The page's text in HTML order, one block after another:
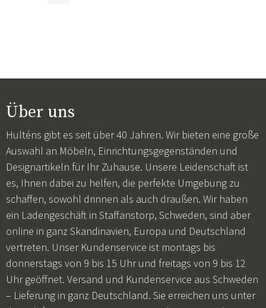
Über uns
Hulténs gibt es seit über 40 Jahren. Wir bieten eine große
Auswahl an Möbeln, Einrichtungsgegenständen und
Designartikeln für Ihr Zuhause. Unsere Leidenschaft ist
es, Ihnen dabei zu helfen, die perfekte Umgebung zu
schaffen, sowohl drinnen als auch draußen. Wir haben
ein Ladengeschäft in Staffanstorp, Schweden, sind aber
online in ganz Skandinavien, Europa und Deutschland
vertreten. Unser Kundenservice ist montags bis
donnerstags von 9 bis 15 Uhr und freitags von 9 bis 12
Uhr geöffnet. Versand und Kundenservice aus Schweden
– Lieferung in ganz Deutschland. Sie erreichen uns unter